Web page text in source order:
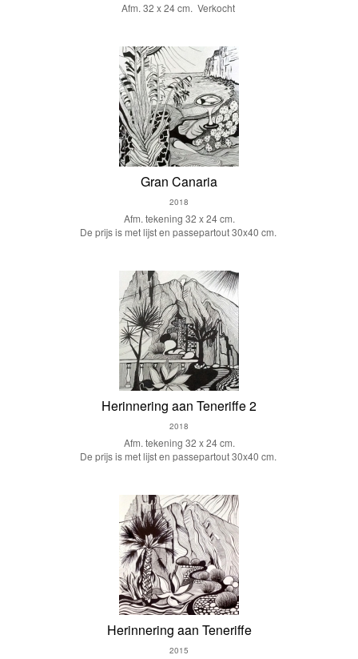
Afm. 32 x 24 cm. Verkocht
Gran Canaria
2018
Afm. tekening 32 x 24 cm.
De prijs is met lijst en passepartout 30x40 cm.
Herinnering aan Teneriffe 2
2018
Afm. tekening 32 x 24 cm.
De prijs is met lijst en passepartout 30x40 cm.
Herinnering aan Teneriffe
2015